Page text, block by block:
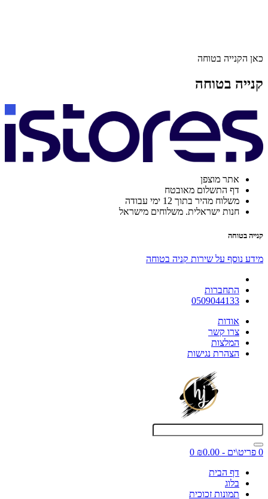
כאן הקנייה בטוחה
קנייה בטוחה
אתר מוצפן
דף התשלום מאובטח
משלוח מהיר בתוך 12 ימי עבודה
חנות ישראלית. משלוחים מישראל
קנייה בטוחה
מידע נוסף על שירות קניה בטוחה
התחברות
0509044133
אודות
צרו קשר
המלצות
הצהרת נגישות
0 פריט\ים - ₪0.00
0
דף הבית
בלוג
תמונות זכוכית